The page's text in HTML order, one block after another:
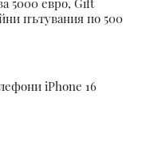
5000 евро, Gift
пътувания по 500
iPhone 16